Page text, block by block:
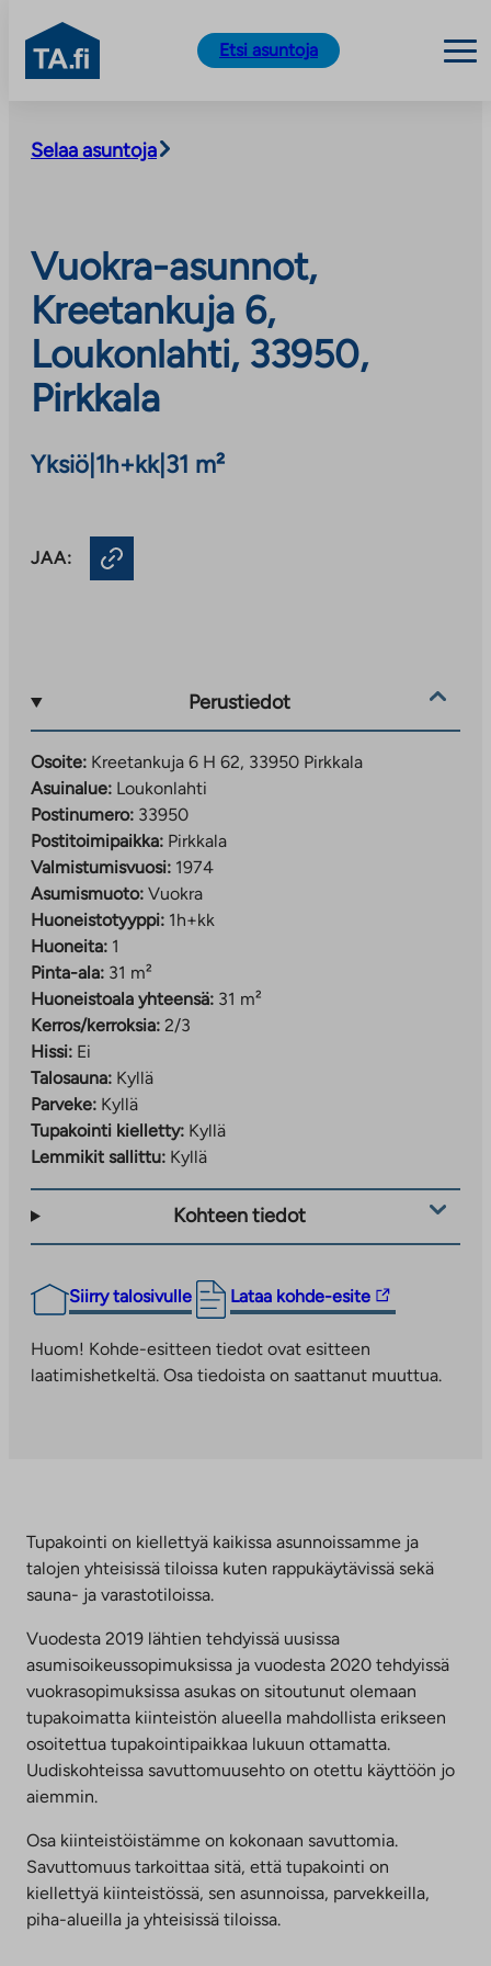
sisältöön
TA.fi
Etsi asuntoja
Selaa asuntoja
Vuokra-asunnot,
Kreetankuja 6,
Loukonlahti, 33950,
Pirkkala
Yksiö 1h+kk| 31 m²
JAA:
Perustiedot
Osoite: Kreetankuja 6 H 62, 33950 Pirkkala
Asuinalue: Loukonlahti
Postinumero: 33950
Postitoimipaikka: Pirkkala
Valmistumisvuosi: 1974
Asumismuoto: Vuokra
Huoneistotyyppi: 1h+kk
Huoneita: 1
Pinta-ala: 31 m²
Huoneistoala yhteensä: 31 m²
Kerros/kerroksia: 2/3
Hissi: Ei
Talosauna: Kyllä
Parveke: Kyllä
Tupakointi kielletty: Kyllä
Lemmikit sallittu: Kyllä
Kohteen tiedot
Siirry talosivulle Lataa kohde-esite
Linkki
vie
ulkopuoliseen
palveluun.
Huom! Kohde-esitteen tiedot ovat esitteen
laatimishetkeltä. Osa tiedoista on saattanut muuttua.
Tupakointi on kiellettyä kaikissa asunnoissamme ja
talojen yhteisissä tiloissa kuten rappukäytävissä sekä
sauna- ja varastotiloissa.
Vuodesta 2019 lähtien tehdyissä uusissa
asumisoikeussopimuksissa ja vuodesta 2020 tehdyissä
vuokrasopimuksissa asukas on sitoutunut olemaan
tupakoimatta kiinteistön alueella mahdollista erikseen
osoitettua tupakointipaikkaa lukuun ottamatta.
Uudiskohteissa savuttomuusehto on otettu käyttöön jo
aiemmin.
Osa kiinteistöistämme on kokonaan savuttomia.
Savuttomuus tarkoittaa sitä, että tupakointi on
kiellettyä kiinteistössä, sen asunnoissa, parvekkeilla,
piha-alueilla ja yhteisissä tiloissa.